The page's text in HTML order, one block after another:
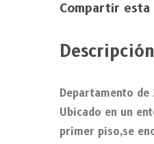
Compartir esta
Departamento
Ubicado en un
primer piso,se